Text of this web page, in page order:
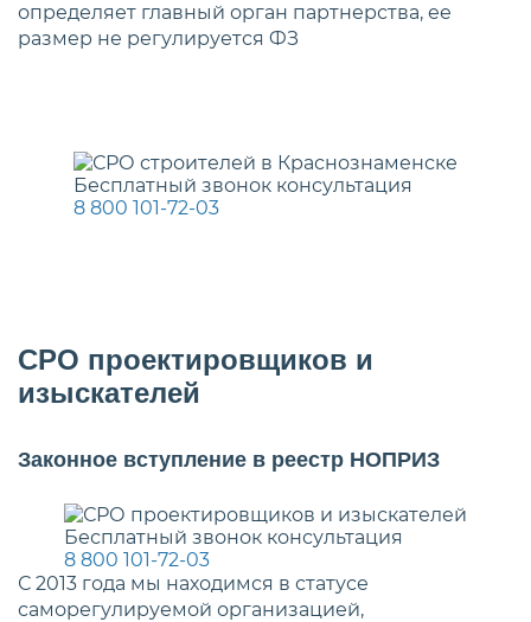
Бесплатный звонок консультация
8 800 101-72-03
определяет главный орган партнерства, ее
размер не регулируется ФЗ
СРО проектировщиков и
изыскателей
Законное вступление в реестр НОПРИЗ
Бесплатный звонок консультация
8 800 101-72-03
С 2013 года мы находимся в статусе
саморегулируемой организацией,